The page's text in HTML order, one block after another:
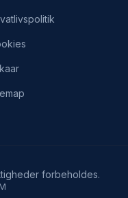
forbeholdes.